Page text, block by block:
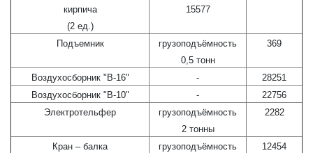
кирпича
(2 ед.)
15577
Подъемник
грузоподъёмность
0,5 тонн
369
Воздухосборник "В-16" -
28251
Воздухосборник "В-10"
-
22756
Электротельфер
грузоподъёмность
2 тонны
2282
Кран – балка
грузоподъёмность
12454